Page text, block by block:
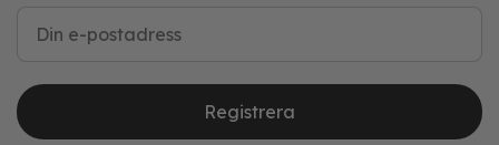
Registrera